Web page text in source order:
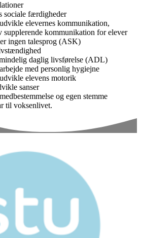
sociale færdigheder
elevernes kommunikation,
supplerende kommunikation for elever
ingen talesprog (ASK)
daglig livsførelse (ADL)
med personlig hygiejne
elevens motorik
sanser
og egen stemme
til voksenlivet.